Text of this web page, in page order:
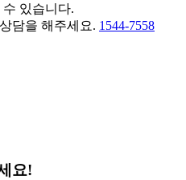
있습니다.
담을 해주세요. 1544-7558
요!